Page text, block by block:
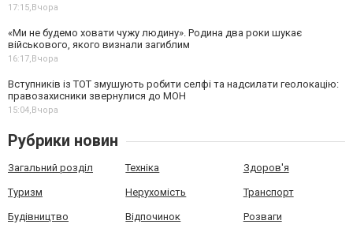
17:15,Вчора
«Ми не будемо ховати чужу людину». Родина два роки шукає
військового, якого визнали загиблим
16:17,Вчора
Вступників із ТОТ змушують робити селфі та надсилати геолокацію:
правозахисники звернулися до МОН
15:04,Вчора
Рубрики новин
Загальний розділ Техніка Здоров'я
Туризм Нерухомість Транспорт
Будівництво Відпочинок Розваги